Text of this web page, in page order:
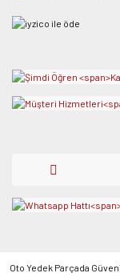
Oto Yedek Parçada